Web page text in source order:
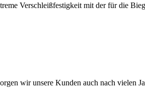
Verschleißfestigkeit mit der für die
wir unsere Kunden auch nach vielen